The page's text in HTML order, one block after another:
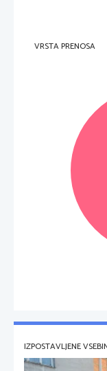
V sivo polje ne pišite
perforiran list
VRSTA PRENOSA
IZPOSTAVLJENE